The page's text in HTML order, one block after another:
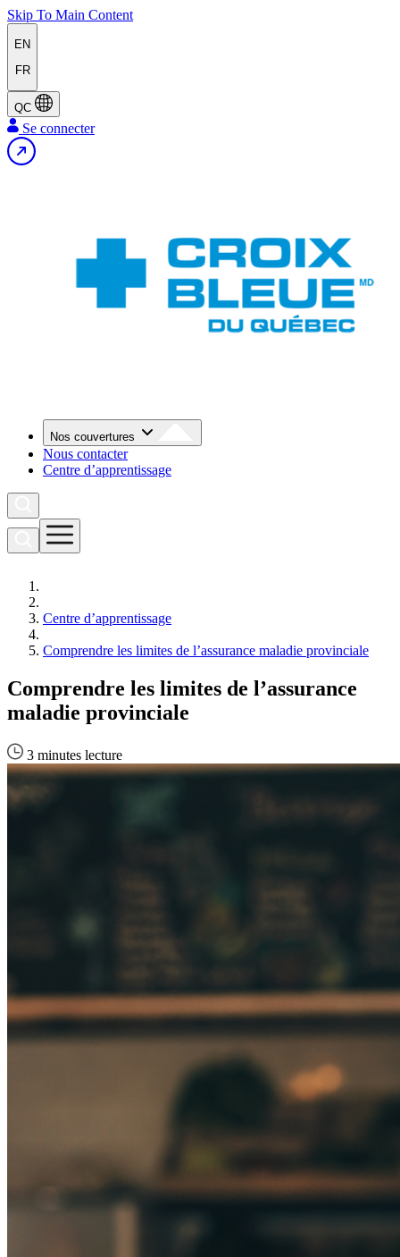
Skip To Main Content
EN
FR
QC
Se connecter
Nos couvertures
Nous contacter
Centre d’apprentissage
Centre d’apprentissage
Comprendre les limites de l’assurance maladie provinciale
Comprendre les limites de l’assurance
maladie provinciale
3 minutes lecture